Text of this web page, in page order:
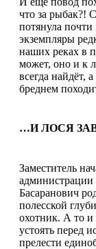
что за рыбак?!
потянула
экземпляры
наших реках в
может, оно и к
всегда найдёт,
бреднем
…И ЛОСЯ
Заместитель
администрации
Басаранович
полесской
охотник. А то и
устоять перед
прелести